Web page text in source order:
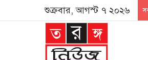
শুক্রবার, আগস্ট ৭ ২০২৬